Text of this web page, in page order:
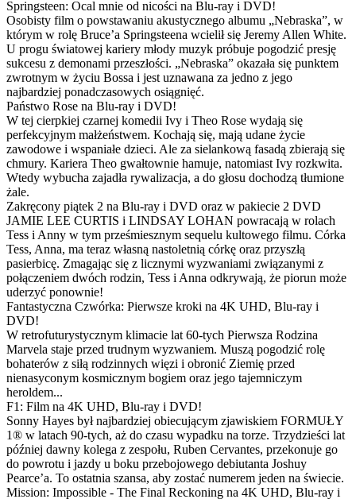
Springsteen: Ocal mnie od nicości na Blu-ray i DVD!
Osobisty film o powstawaniu akustycznego albumu „Nebraska”, w
którym w rolę Bruce’a Springsteena wcielił się Jeremy Allen White.
U progu światowej kariery młody muzyk próbuje pogodzić presję
sukcesu z demonami przeszłości. „Nebraska” okazała się punktem
zwrotnym w życiu Bossa i jest uznawana za jedno z jego
najbardziej ponadczasowych osiągnięć.
Państwo Rose na Blu-ray i DVD!
W tej cierpkiej czarnej komedii Ivy i Theo Rose wydają się
perfekcyjnym małżeństwem. Kochają się, mają udane życie
zawodowe i wspaniałe dzieci. Ale za sielankową fasadą zbierają się
chmury. Kariera Theo gwałtownie hamuje, natomiast Ivy rozkwita.
Wtedy wybucha zajadła rywalizacja, a do głosu dochodzą tłumione
żale.
Zakręcony piątek 2 na Blu-ray i DVD oraz w pakiecie 2 DVD
JAMIE LEE CURTIS i LINDSAY LOHAN powracają w rolach
Tess i Anny w tym prześmiesznym sequelu kultowego filmu. Córka
Tess, Anna, ma teraz własną nastoletnią córkę oraz przyszłą
pasierbicę. Zmagając się z licznymi wyzwaniami związanymi z
połączeniem dwóch rodzin, Tess i Anna odkrywają, że piorun może
uderzyć ponownie!
Fantastyczna Czwórka: Pierwsze kroki na 4K UHD, Blu-ray i
DVD!
W retrofuturystycznym klimacie lat 60-tych Pierwsza Rodzina
Marvela staje przed trudnym wyzwaniem. Muszą pogodzić rolę
bohaterów z siłą rodzinnych więzi i obronić Ziemię przed
nienasyconym kosmicznym bogiem oraz jego tajemniczym
heroldem...
F1: Film na 4K UHD, Blu-ray i DVD!
Sonny Hayes był najbardziej obiecującym zjawiskiem FORMUŁY
1® w latach 90-tych, aż do czasu wypadku na torze. Trzydzieści lat
później dawny kolega z zespołu, Ruben Cervantes, przekonuje go
do powrotu i jazdy u boku przebojowego debiutanta Joshuy
Pearce’a. To ostatnia szansa, aby zostać numerem jeden na świecie.
Mission: Impossible - The Final Reckoning na 4K UHD, Blu-ray i